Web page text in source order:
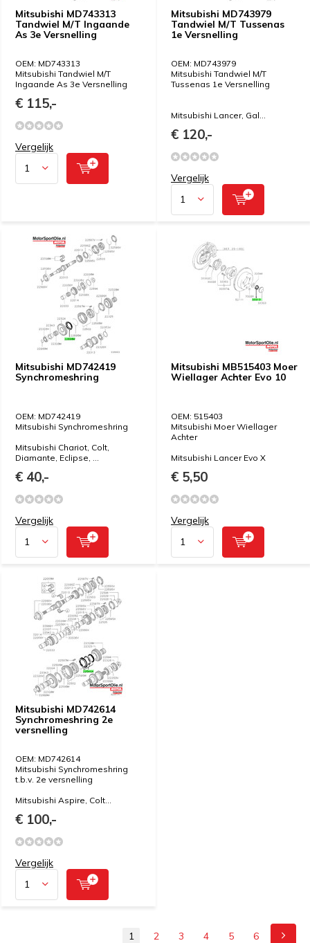
Mitsubishi MD743313
Tandwiel M/T Ingaande
As 3e Versnelling
OEM: MD743313
Mitsubishi Tandwiel M/T
Ingaande As 3e Versnelling
€ 115,-
Vergelijk
Mitsubishi MD743979
Tandwiel M/T Tussenas
1e Versnelling
OEM: MD743979
Mitsubishi Tandwiel M/T
Tussenas 1e Versnelling
Mitsubishi Lancer, Gal...
€ 120,-
Vergelijk
Mitsubishi MD742419
Synchromeshring
OEM: MD742419
Mitsubishi Synchromeshring
Mitsubishi Chariot, Colt,
Diamante, Eclipse, ...
€ 40,-
Vergelijk
Mitsubishi MB515403 Moer
Wiellager Achter Evo 10
OEM: 515403
Mitsubishi Moer Wiellager
Achter
Mitsubishi Lancer Evo X
€ 5,50
Vergelijk
Mitsubishi MD742614
Synchromeshring 2e
versnelling
OEM: MD742614
Mitsubishi Synchromeshring
t.b.v. 2e versnelling
Mitsubishi Aspire, Colt...
€ 100,-
Vergelijk
1 2 3 4 5 6